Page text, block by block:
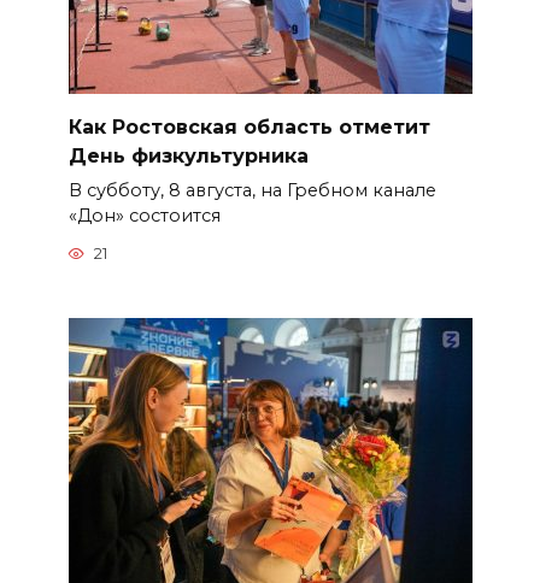
Как Ростовская область отметит
День физкультурника
В субботу, 8 августа, на Гребном канале
«Дон» состоится
21